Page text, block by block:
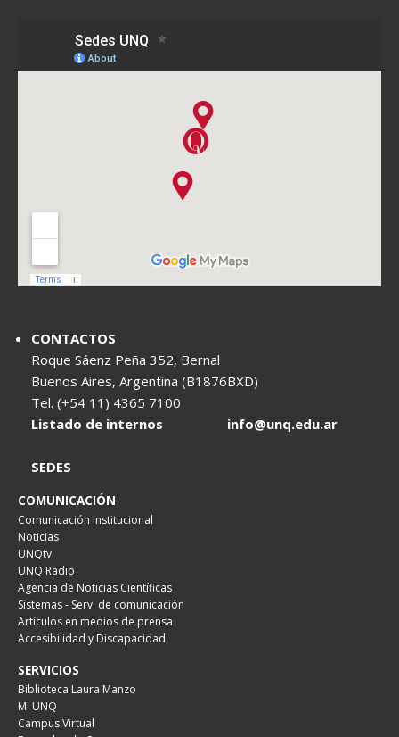
CONTACTOS
Roque Sáenz Peña 352, Bernal
Buenos Aires, Argentina (B1876BXD)
Tel. (+54 11) 4365 7100
Listado de internos
info@unq.edu.ar
SEDES
COMUNICACIÓN
Comunicación Institucional
Noticias
UNQtv
UNQ Radio
Agencia de Noticias Científicas
Sistemas - Serv. de comunicación
Artículos en medios de prensa
Accesibilidad y Discapacidad
SERVICIOS
Biblioteca Laura Manzo
Mi UNQ
Campus Virtual